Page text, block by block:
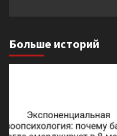
Больше историй